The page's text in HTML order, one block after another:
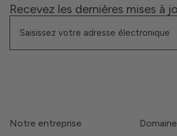
Recevez les dernières mises à
Notre entreprise